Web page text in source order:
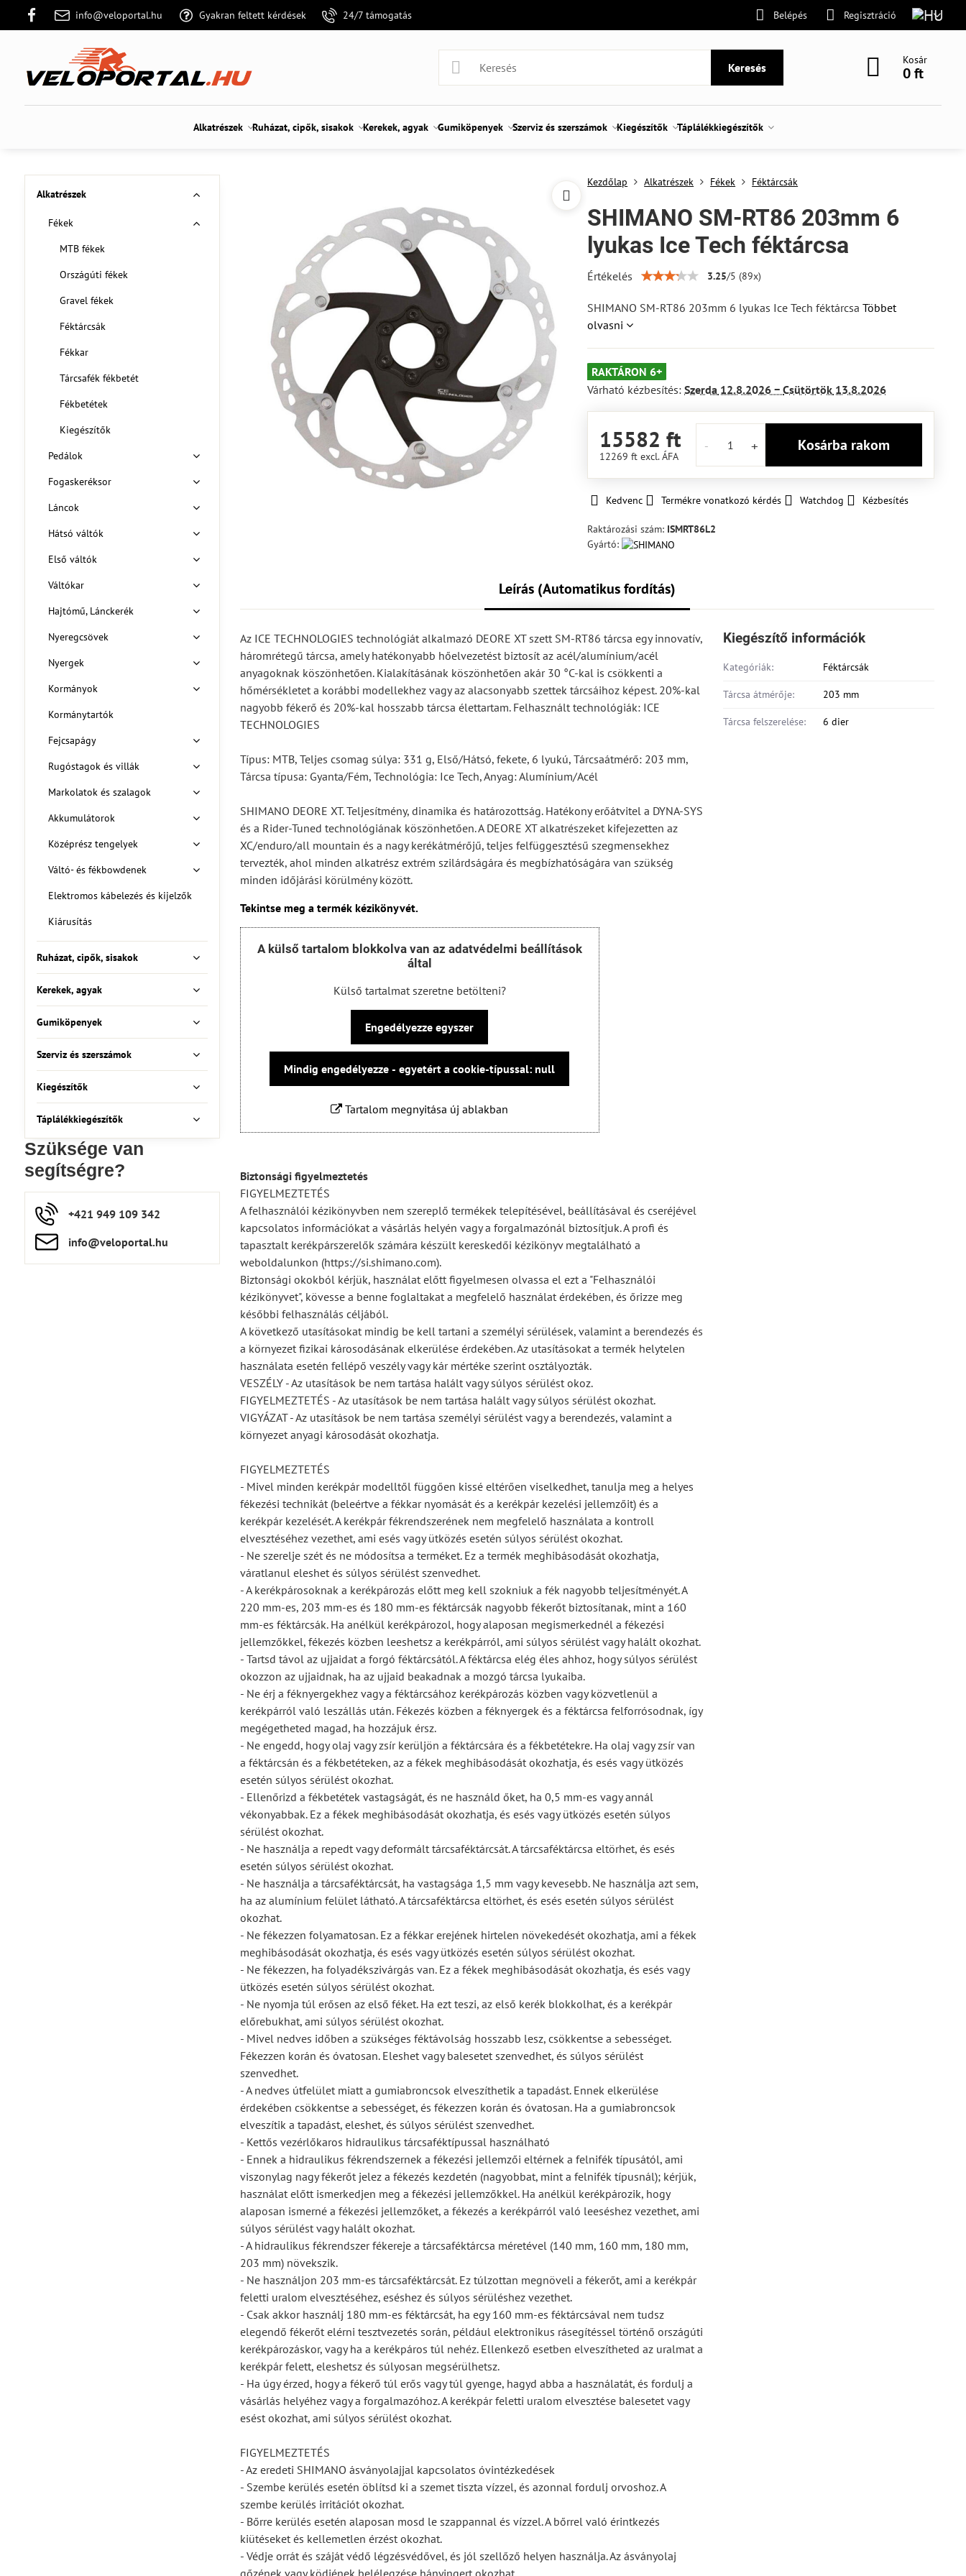
info@veloportal.hu Gyakran feltett kérdések 24/7 támogatás Belépés Regisztráció
Keresés
Kosár
0 ft
Alkatrészek Ruházat, cipők, sisakok Kerekek, agyak Gumiköpenyek Szerviz és szerszámok Kiegészítők Táplálékkiegészítők
Kezdőlap Alkatrészek Fékek Féktárcsák
SHIMANO SM-RT86 203mm 6
lyukas Ice Tech féktárcsa
Értékelés 3.25/5 (89x)
SHIMANO SM-RT86 203mm 6 lyukas Ice Tech féktárcsaTöbbet
olvasni
RAKTÁRON 6+
Várható kézbesítés:Szerda 12.8.2026 −Csütörtök 13.8.2026
15582 ft
12269 ftexcl. ÁFA
Kosárba rakom
Kedvenc Termékre vonatkozó kérdés Watchdog Kézbesítés
Raktározási szám: ISMRT86L2
Gyártó:
Leírás (Automatikus fordítás)
Az ICE TECHNOLOGIES technológiát alkalmazó DEORE XT szett SM-RT86 tárcsa egy innovatív,
háromrétegű tárcsa, amely hatékonyabb hőelvezetést biztosít az acél/alumínium/acél
anyagoknak köszönhetően. Kialakításának köszönhetően akár 30 °C-kal is csökkenti a
hőmérsékletet a korábbi modellekhez vagy az alacsonyabb szettek tárcsáihoz képest. 20%-kal
nagyobb fékerő és 20%-kal hosszabb tárcsa élettartam. Felhasznált technológiák: ICE
TECHNOLOGIES
Típus: MTB, Teljes csomag súlya: 331 g, Első/Hátsó, fekete, 6 lyukú, Tárcsaátmérő: 203 mm,
Tárcsa típusa: Gyanta/Fém, Technológia: Ice Tech, Anyag: Alumínium/Acél
SHIMANO DEORE XT. Teljesítmény, dinamika és határozottság. Hatékony erőátvitel a DYNA-SYS
és a Rider-Tuned technológiának köszönhetően. A DEORE XT alkatrészeket kifejezetten az
XC/enduro/all mountain és a nagy kerékátmérőjű, teljes felfüggesztésű szegmensekhez
tervezték, ahol minden alkatrész extrém szilárdságára és megbízhatóságára van szükség
minden időjárási körülmény között.
Tekintse meg a termék kézikönyvét.
A külső tartalom blokkolva van az adatvédelmi beállítások
által
Külső tartalmat szeretne betölteni?
Engedélyezze egyszer
Mindig engedélyezze - egyetért a cookie-típussal: null
Tartalom megnyitása új ablakban
Biztonsági figyelmeztetés
FIGYELMEZTETÉS
A felhasználói kézikönyvben nem szereplő termékek telepítésével, beállításával és cseréjével
kapcsolatos információkat a vásárlás helyén vagy a forgalmazónál biztosítjuk. A profi és
tapasztalt kerékpárszerelők számára készült kereskedői kézikönyv megtalálható a
weboldalunkon (https://si.shimano.com).
Biztonsági okokból kérjük, használat előtt figyelmesen olvassa el ezt a "Felhasználói
kézikönyvet", kövesse a benne foglaltakat a megfelelő használat érdekében, és őrizze meg
későbbi felhasználás céljából.
A következő utasításokat mindig be kell tartani a személyi sérülések, valamint a berendezés és
a környezet fizikai károsodásának elkerülése érdekében. Az utasításokat a termék helytelen
használata esetén fellépő veszély vagy kár mértéke szerint osztályozták.
VESZÉLY - Az utasítások be nem tartása halált vagy súlyos sérülést okoz.
FIGYELMEZTETÉS - Az utasítások be nem tartása halált vagy súlyos sérülést okozhat.
VIGYÁZAT - Az utasítások be nem tartása személyi sérülést vagy a berendezés, valamint a
környezet anyagi károsodását okozhatja.
FIGYELMEZTETÉS
- Mivel minden kerékpár modelltől függően kissé eltérően viselkedhet, tanulja meg a helyes
fékezési technikát (beleértve a fékkar nyomását és a kerékpár kezelési jellemzőit) és a
kerékpár kezelését. A kerékpár fékrendszerének nem megfelelő használata a kontroll
elvesztéséhez vezethet, ami esés vagy ütközés esetén súlyos sérülést okozhat.
- Ne szerelje szét és ne módosítsa a terméket. Ez a termék meghibásodását okozhatja,
váratlanul eleshet és súlyos sérülést szenvedhet.
- A kerékpárosoknak a kerékpározás előtt meg kell szokniuk a fék nagyobb teljesítményét. A
220 mm-es, 203 mm-es és 180 mm-es féktárcsák nagyobb fékerőt biztosítanak, mint a 160
mm-es féktárcsák. Ha anélkül kerékpározol, hogy alaposan megismerkednél a fékezési
jellemzőkkel, fékezés közben leeshetsz a kerékpárról, ami súlyos sérülést vagy halált okozhat.
- Tartsd távol az ujjaidat a forgó féktárcsától. A féktárcsa elég éles ahhoz, hogy súlyos sérülést
okozzon az ujjaidnak, ha az ujjaid beakadnak a mozgó tárcsa lyukaiba.
- Ne érj a féknyergekhez vagy a féktárcsához kerékpározás közben vagy közvetlenül a
kerékpárról való leszállás után. Fékezés közben a féknyergek és a féktárcsa felforrósodnak, így
megégetheted magad, ha hozzájuk érsz.
- Ne engedd, hogy olaj vagy zsír kerüljön a féktárcsára és a fékbetétekre. Ha olaj vagy zsír van
a féktárcsán és a fékbetéteken, az a fékek meghibásodását okozhatja, és esés vagy ütközés
esetén súlyos sérülést okozhat.
- Ellenőrizd a fékbetétek vastagságát, és ne használd őket, ha 0,5 mm-es vagy annál
vékonyabbak. Ez a fékek meghibásodását okozhatja, és esés vagy ütközés esetén súlyos
sérülést okozhat.
- Ne használja a repedt vagy deformált tárcsaféktárcsát. A tárcsaféktárcsa eltörhet, és esés
esetén súlyos sérülést okozhat.
- Ne használja a tárcsaféktárcsát, ha vastagsága 1,5 mm vagy kevesebb. Ne használja azt sem,
ha az alumínium felület látható. A tárcsaféktárcsa eltörhet, és esés esetén súlyos sérülést
okozhat.
- Ne fékezzen folyamatosan. Ez a fékkar erejének hirtelen növekedését okozhatja, ami a fékek
meghibásodását okozhatja, és esés vagy ütközés esetén súlyos sérülést okozhat.
- Ne fékezzen, ha folyadékszivárgás van. Ez a fékek meghibásodását okozhatja, és esés vagy
ütközés esetén súlyos sérülést okozhat.
- Ne nyomja túl erősen az első féket. Ha ezt teszi, az első kerék blokkolhat, és a kerékpár
előrebukhat, ami súlyos sérülést okozhat.
- Mivel nedves időben a szükséges féktávolság hosszabb lesz, csökkentse a sebességet.
Fékezzen korán és óvatosan. Eleshet vagy balesetet szenvedhet, és súlyos sérülést
szenvedhet.
- A nedves útfelület miatt a gumiabroncsok elveszíthetik a tapadást. Ennek elkerülése
érdekében csökkentse a sebességet, és fékezzen korán és óvatosan. Ha a gumiabroncsok
elveszítik a tapadást, eleshet, és súlyos sérülést szenvedhet.
- Kettős vezérlőkaros hidraulikus tárcsaféktípussal használható
- Ennek a hidraulikus fékrendszernek a fékezési jellemzői eltérnek a felnifék típusától, ami
viszonylag nagy fékerőt jelez a fékezés kezdetén (nagyobbat, mint a felnifék típusnál); kérjük,
használat előtt ismerkedjen meg a fékezési jellemzőkkel. Ha anélkül kerékpározik, hogy
alaposan ismerné a fékezési jellemzőket, a fékezés a kerékpárról való leeséshez vezethet, ami
súlyos sérülést vagy halált okozhat.
- A hidraulikus fékrendszer fékereje a tárcsaféktárcsa méretével (140 mm, 160 mm, 180 mm,
203 mm) növekszik.
- Ne használjon 203 mm-es tárcsaféktárcsát. Ez túlzottan megnöveli a fékerőt, ami a kerékpár
feletti uralom elvesztéséhez, eséshez és súlyos sérüléshez vezethet.
- Csak akkor használj 180 mm-es féktárcsát, ha egy 160 mm-es féktárcsával nem tudsz
elegendő fékerőt elérni tesztvezetés során, például elektronikus rásegítéssel történő országúti
kerékpározáskor, vagy ha a kerékpáros túl nehéz. Ellenkező esetben elveszítheted az uralmat a
kerékpár felett, eleshetsz és súlyosan megsérülhetsz.
- Ha úgy érzed, hogy a fékerő túl erős vagy túl gyenge, hagyd abba a használatát, és fordulj a
vásárlás helyéhez vagy a forgalmazóhoz. A kerékpár feletti uralom elvesztése balesetet vagy
esést okozhat, ami súlyos sérülést okozhat.
FIGYELMEZTETÉS
- Az eredeti SHIMANO ásványolajjal kapcsolatos óvintézkedések
- Szembe kerülés esetén öblítsd ki a szemet tiszta vízzel, és azonnal fordulj orvoshoz. A
szembe kerülés irritációt okozhat.
- Bőrre kerülés esetén alaposan mosd le szappannal és vízzel. A bőrrel való érintkezés
kiütéseket és kellemetlen érzést okozhat.
- Védje orrát és száját védő légzésvédővel, és jól szellőző helyen használja. Az ásványolaj
gőzének vagy ködjének belélegzése hányingert okozhat.
Kiegészítő információk
Kategóriák: Féktárcsák
Tárcsa átmérője: 203 mm
Tárcsa felszerelése: 6 dier
Alkatrészek
Fékek
MTB fékek
Országúti fékek
Gravel fékek
Féktárcsák
Fékkar
Tárcsafék fékbetét
Fékbetétek
Kiegészítők
Pedálok
Fogaskeréksor
Láncok
Hátsó váltók
Első váltók
Váltókar
Hajtómű, Lánckerék
Nyeregcsövek
Nyergek
Kormányok
Kormánytartók
Fejcsapágy
Rugóstagok és villák
Markolatok és szalagok
Akkumulátorok
Középrész tengelyek
Váltó- és fékbowdenek
Elektromos kábelezés és kijelzők
Kiárusítás
Ruházat, cipők, sisakok
Kerekek, agyak
Gumiköpenyek
Szerviz és szerszámok
Kiegészítők
Táplálékkiegészítők
Szüksége van
segítségre?
+421 949 109 342
info​​@veloportal​.hu